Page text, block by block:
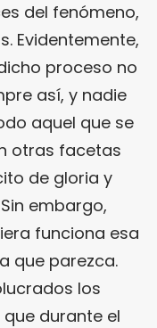
del fenómeno,
Evidentemente,
proceso no
así, y nadie
aquel que se
otras facetas
de gloria y
embargo,
funciona esa
que parezca.
los
que durante el